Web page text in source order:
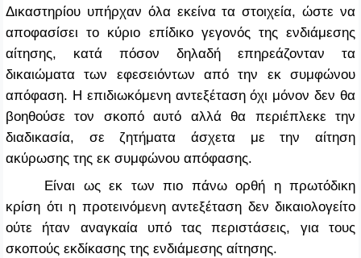
Δικαστηρίου υπήρχαν όλα εκείνα τα στοιχεία, ώστε να
αποφασίσει το κύριο επίδικο γεγονός της ενδιάμεσης
αίτησης, κατά πόσον δηλαδή επηρεάζονταν τα
δικαιώματα των εφεσειόντων από την εκ συμφώνου
απόφαση. Η επιδιωκόμενη αντεξέταση όχι μόνον δεν θα
βοηθούσε τον σκοπό αυτό αλλά θα περιέπλεκε την
διαδικασία, σε ζητήματα άσχετα με την αίτηση
ακύρωσης της εκ συμφώνου απόφασης.
Είναι ως εκ των πιο πάνω ορθή η πρωτόδικη
κρίση ότι η προτεινόμενη αντεξέταση δεν δικαιολογείτο
ούτε ήταν αναγκαία υπό τας περιστάσεις, για τους
σκοπούς εκδίκασης της ενδιάμεσης αίτησης.